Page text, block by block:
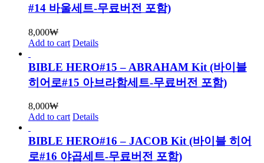
#14 바울세트-무료버전 포함)
8,000₩
Add to cart Details
BIBLE HERO#15 – ABRAHAM Kit (바이블
히어로#15 아브라함세트-무료버전 포함)
8,000₩
Add to cart Details
BIBLE HERO#16 – JACOB Kit (바이블 히어
로#16 야곱세트-무료버전 포함)